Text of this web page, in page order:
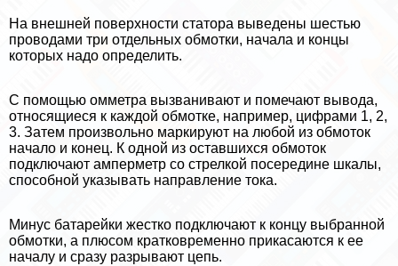
На внешней поверхности статора выведены шестью
проводами три отдельных обмотки, начала и концы
которых надо определить.
С помощью омметра вызванивают и помечают вывода,
относящиеся к каждой обмотке, например, цифрами 1, 2,
3. Затем произвольно маркируют на любой из обмоток
начало и конец. К одной из оставшихся обмоток
подключают амперметр со стрелкой посередине шкалы,
способной указывать направление тока.
Минус батарейки жестко подключают к концу выбранной
обмотки, а плюсом кратковременно прикасаются к ее
началу и сразу разрывают цепь.